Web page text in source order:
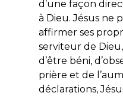
d’une façon
à Dieu. Jésus ne
affirmer ses
serviteur de
d’être béni,
prière et de
déclarations,